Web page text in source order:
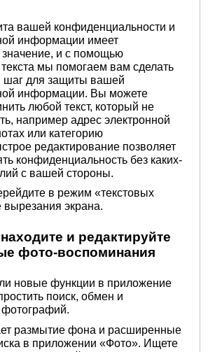
вашей конфиденциальности и
информации имеет
значение, и с помощью
мы помогаем вам сделать
шаг для защиты вашей
информации. Вы можете
любой текст, который не
например адрес электронной
или категорию
редактирование позволяет
конфиденциальность без каких-
с вашей стороны.
в режим «текстовых
вырезания экрана.
и редактируйте
фото-воспоминания
новые функции в приложение
поиск, обмен и
фотографий.
размытие фона и расширенные
в приложении «Фото». Ищете